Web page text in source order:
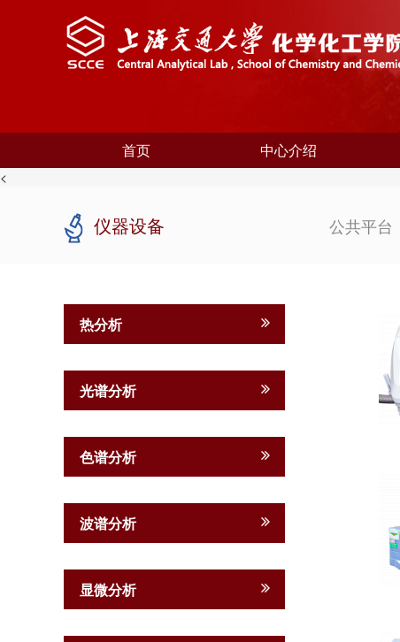
首页 中心介绍
<
仪器设备 公共平台
热分析
光谱分析
色谱分析
波谱分析
显微分析